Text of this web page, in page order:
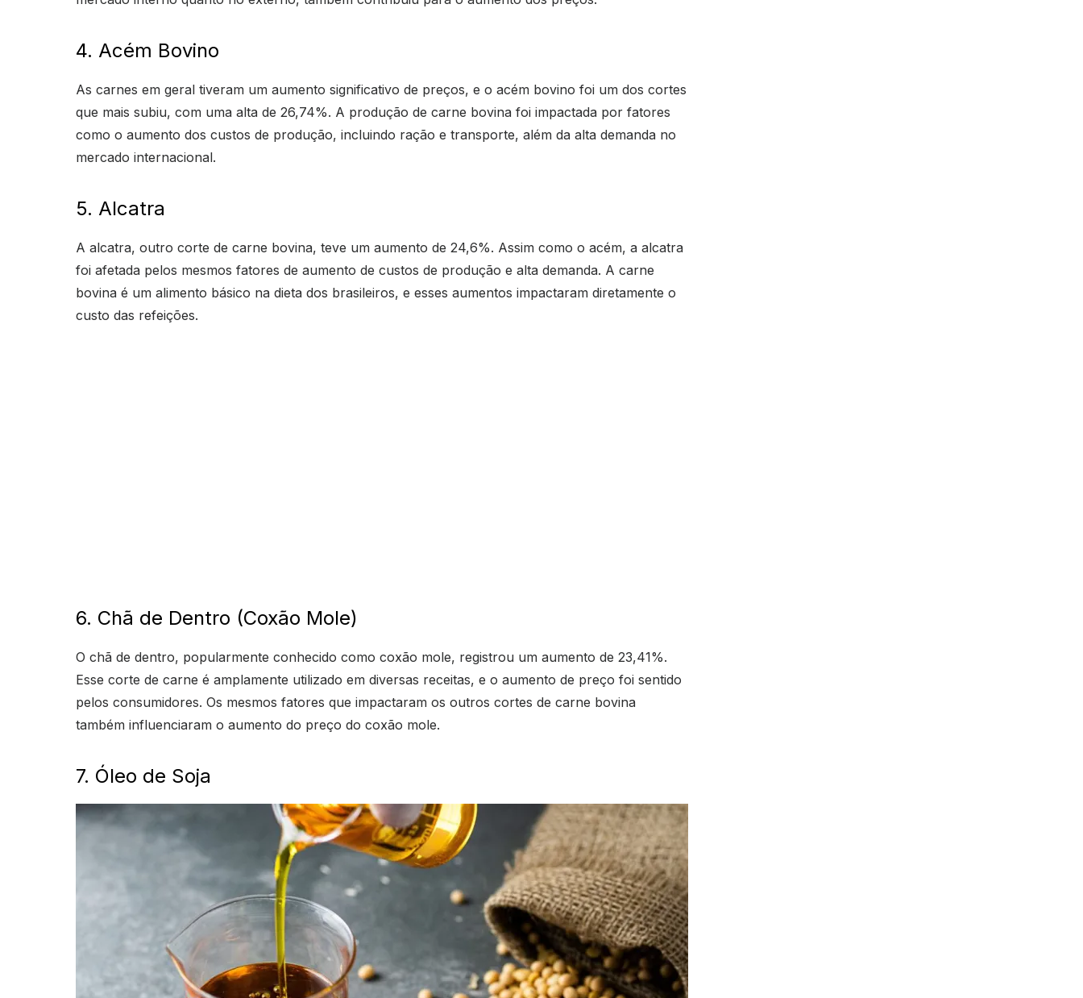
4. Acém Bovino
As carnes em geral tiveram um aumento significativo de preços, e o acém bovino foi um dos cortes
que mais subiu, com uma alta de 26,74%. A produção de carne bovina foi impactada por fatores
como o aumento dos custos de produção, incluindo ração e transporte, além da alta demanda no
mercado internacional.
5. Alcatra
A alcatra, outro corte de carne bovina, teve um aumento de 24,6%. Assim como o acém, a alcatra
foi afetada pelos mesmos fatores de aumento de custos de produção e alta demanda. A carne
bovina é um alimento básico na dieta dos brasileiros, e esses aumentos impactaram diretamente o
custo das refeições.
6. Chã de Dentro (Coxão Mole)
O chã de dentro, popularmente conhecido como coxão mole, registrou um aumento de 23,41%.
Esse corte de carne é amplamente utilizado em diversas receitas, e o aumento de preço foi sentido
pelos consumidores. Os mesmos fatores que impactaram os outros cortes de carne bovina
também influenciaram o aumento do preço do coxão mole.
7. Óleo de Soja